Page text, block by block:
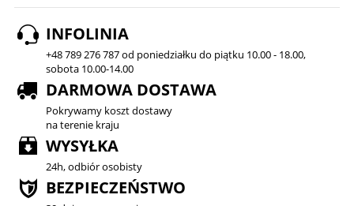
INFOLINIA
+48 789 276 787 od poniedziałku do piątku 10.00 - 18.00,
sobota 10.00-14.00
DARMOWA DOSTAWA
Pokrywamy koszt dostawy
na terenie kraju
WYSYŁKA
24h, odbiór osobisty
BEZPIECZEŃSTWO